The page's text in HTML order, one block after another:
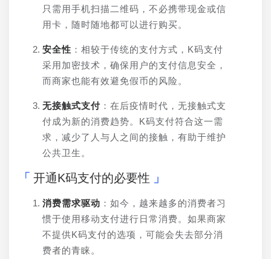
只需用手机扫描二维码，不必携带现金或信
用卡，随时随地都可以进行购买。
安全性 ：相较于传统的支付方式，K码支付
采用加密技术，确保用户的支付信息安全，
而商家也能有效避免假币的风险。
无接触式支付 ：在后疫情时代，无接触式支
付成为新的消费趋势。K码支付符合这一需
求，减少了人与人之间的接触，有助于维护
公共卫生。
开通K码支付的必要性
消费需求驱动 ：如今，越来越多的消费者习
惯于使用移动支付进行日常消费。如果商家
不提供K码支付的选项，可能会失去部分消
费者的青睐。